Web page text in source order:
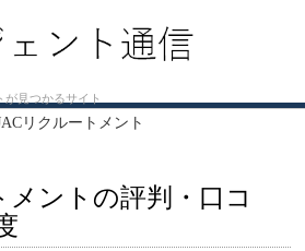
見つかるサイト
リクルートメント
メントの評判・口コ